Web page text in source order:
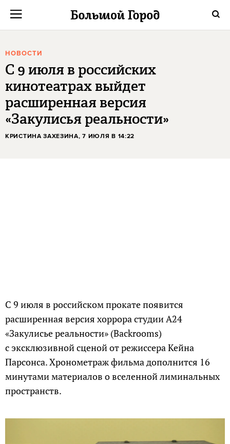
НОВОСТИ
С 9 июля в российских
кинотеатрах выйдет
расширенная версия
«Закулисья реальности»
КРИСТИНА ЗАХЕЗИНА, 7 ИЮЛЯ В 14:22
C 9 июля в российском прокате появится
расширенная версия хоррора студии A24
«Закулисье реальности» (Backrooms)
с эксклюзивной сценой от режиссера Кейна
Парсонса. Хронометраж фильма дополнится 16
минутами материалов о вселенной лиминальных
пространств.